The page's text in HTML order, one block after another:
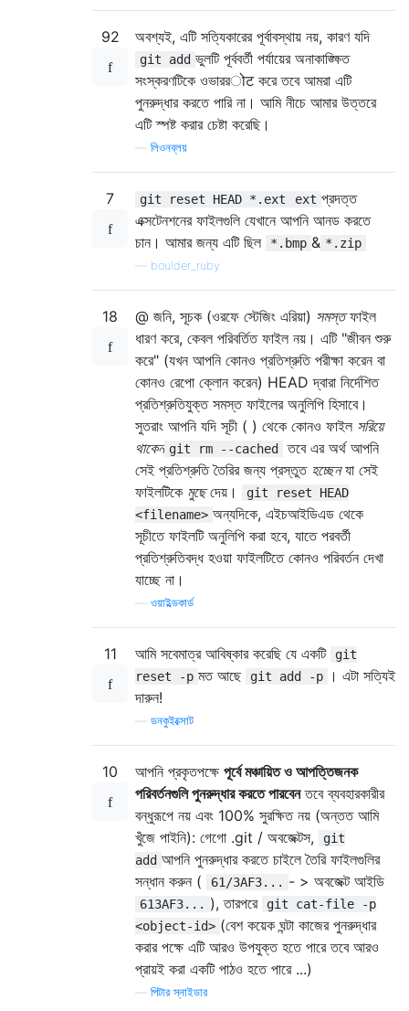
92 অবশ্যই, এটি সত্যিকারের পূর্বাবস্থায় নয়, কারণ যদি
git add ভুলটি পূর্ববর্তী পর্যায়ের অনাকাঙ্ক্ষিত
সংস্করণটিকে ওভাররोट করে তবে আমরা এটি
পুনরুদ্ধার করতে পারি না। আমি নীচে আমার উত্তরে
এটি স্পষ্ট করার চেষ্টা করেছি।
লিওনব্লয়
7 git reset HEAD *.ext ext প্রদত্ত
এক্সটেনশনের ফাইলগুলি যেখানে আপনি আনড করতে
চান। আমার জন্য এটি ছিল
*.bmp & *.zip
boulder_ruby
18 @ জনি, সূচক (ওরফে স্টেজিং এরিয়া) সমস্তফাইল
ধারণ করে, কেবল পরিবর্তিত ফাইল নয়। এটি "জীবন শুরু
করে" (যখন আপনি কোনও প্রতিশ্রুতি পরীক্ষা করেন বা
কোনও রেপো ক্লোন করেন) HEAD দ্বারা নির্দেশিত
প্রতিশ্রুতিযুক্ত সমস্ত ফাইলের অনুলিপি হিসাবে।
সুতরাং আপনি যদি সূচী ( ) থেকে কোনও ফাইল সরিয়ে
থাকেন git rm --cached তবে এর অর্থ আপনি
সেই প্রতিশ্রুতি তৈরির জন্য প্রস্তুত হচ্ছেনযা সেই
ফাইলটিকে মুছেদেয়।
git reset HEAD
<filename> অন্যদিকে, এইচআইডিএড থেকে
সূচীতে ফাইলটি অনুলিপি করা হবে, যাতে পরবর্তী
প্রতিশ্রুতিবদ্ধ হওয়া ফাইলটিতে কোনও পরিবর্তন দেখা
যাচ্ছে না।
ওয়াইল্ডকার্ড
11 আমি সবেমাত্র আবিষ্কার করেছি যে একটি
git
reset -p মত আছে git add -p
। এটা সত্যিই
দারুন!
ডনকুইক্সোট
10 আপনি প্রকৃতপক্ষে পূর্বে মঞ্চায়িত ও আপত্তিজনক
পরিবর্তনগুলি পুনরুদ্ধার করতে পারবেনতবে ব্যবহারকারীর
বন্ধুরূপে নয় এবং 100% সুরক্ষিত নয় (অন্তত আমি
খুঁজে পাইনি): গেগো .git / অবজেক্টস,
git
add আপনি পুনরুদ্ধার করতে চাইলে তৈরি ফাইলগুলির
সন্ধান করুন (
61/3AF3... - > অবজেক্ট আইডি
613AF3... ), তারপরে
git cat-file -p
<object-id> (বেশ কয়েক ঘন্টা কাজের পুনরুদ্ধার
করার পক্ষে এটি আরও উপযুক্ত হতে পারে তবে আরও
প্রায়ই করা একটি পাঠও হতে পারে ...)
পিটার স্নাইডার